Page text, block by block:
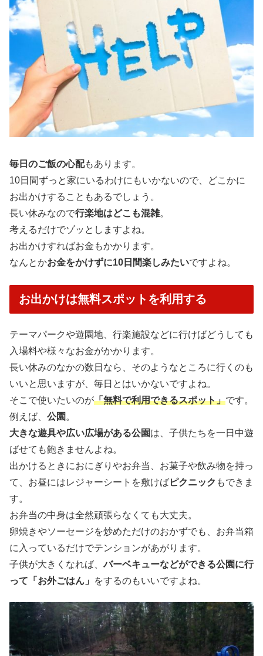
毎日のご飯の心配もあります。
10日間ずっと家にいるわけにもいかないので、どこかに
お出かけすることもあるでしょう。
長い休みなので行楽地はどこも混雑。
考えるだけでゾッとしますよね。
お出かけすればお金もかかります。
なんとかお金をかけずに10日間楽しみたいですよね。
お出かけは無料スポットを利用する
テーマパークや遊園地、行楽施設などに行けばどうしても
入場料や様々なお金がかかります。
長い休みのなかの数日なら、そのようなところに行くのも
いいと思いますが、毎日とはいかないですよね。
そこで使いたいのが「無料で利用できるスポット」です。
例えば、 公園 。
大きな遊具や広い広場がある公園は、子供たちを一日中遊
ばせても飽きませんよね。
出かけるときにおにぎりやお弁当、お菓子や飲み物を持っ
て、お昼にはレジャーシートを敷けばピクニック もできま
す。
お弁当の中身は全然頑張らなくても大丈夫。
卵焼きやソーセージを炒めただけのおかずでも、お弁当箱
に入っているだけでテンションがあがります。
子供が大きくなれば、バーベキューなどができる公園に行
って「お外ごはん」
をするのもいいですよね。